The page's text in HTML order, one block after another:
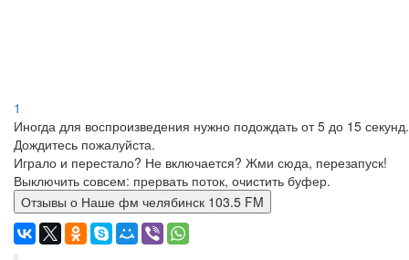
1
Иногда для воспроизведения нужно подождать от 5 до 15 секунд.
Дождитесь пожалуйста.
Играло и перестало? Не включается? Жми сюда, перезапуск!
Выключить совсем: прервать поток, очистить буфер.
Отзывы о Наше фм челябинск 103.5 FM